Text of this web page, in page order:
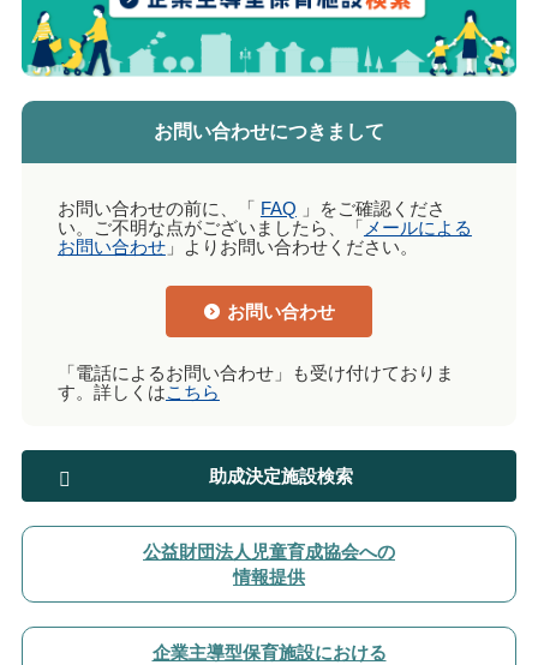
お問い合わせにつきまして
お問い合わせの前に、「 FAQ 」をご確認くださ
い。ご不明な点がございましたら、「 メールによる
お問い合わせ」よりお問い合わせください。
お問い合わせ
「電話によるお問い合わせ」も受け付けておりま
す。詳しくはこちら
助成決定施設検索
公益財団法人児童育成協会への
情報提供
企業主導型保育施設における